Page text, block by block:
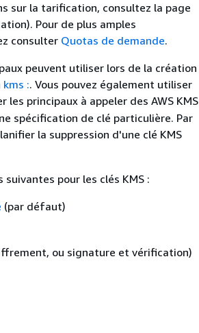
sur la tarification, consultez la page
Pour de plus amples
consulter Quotas de demande.
peuvent utiliser lors de la création
kms :. Vous pouvez également utiliser
les principaux à appeler des AWS KMS
spécification de clé particulière. Par
la suppression d'une clé KMS
pour les clés KMS :
(par défaut)
ou signature et vérification)